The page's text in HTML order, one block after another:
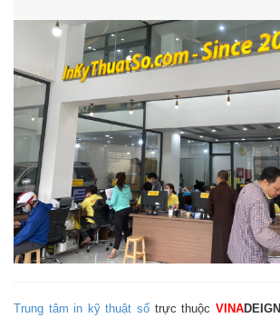
Trung tâm in kỹ thuật số trực thuộc VINADEIGN